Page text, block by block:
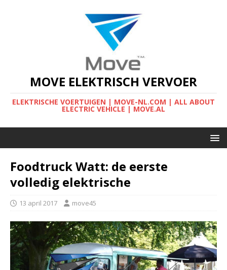
MOVE ELEKTRISCH VERVOER
ELEKTRISCHE VOERTUIGEN | MOVE-NL.COM | ALL ABOUT
ELECTRIC VEHICLE | MOVE.AL
Foodtruck Watt: de eerste
volledig elektrische
13 april 2017 move45